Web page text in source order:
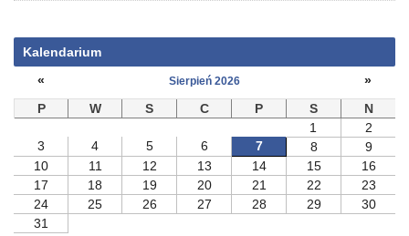
Kalendarium
«
Sierpień 2026
»
P
W S C P S
N
1
2
3
4 5 6 7 8
9
10
11 12 13 14 15
16
17
18 19 20 21 22
23
24
25 26 27 28 29
30
31